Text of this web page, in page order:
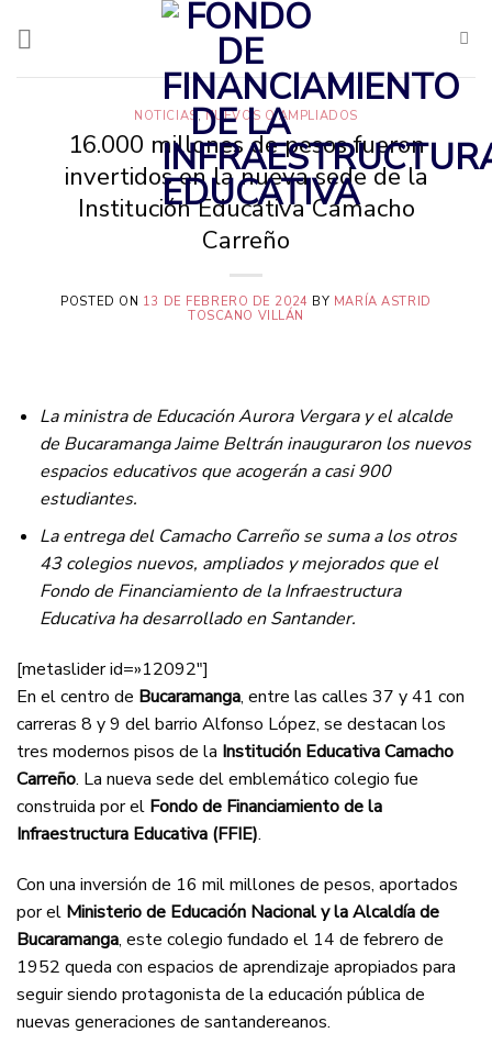
NOTICIAS ,NUEVOS O AMPLIADOS
16.000 millones de pesos fueron
invertidos en la nueva sede de la
Institución Educativa Camacho
Carreño
POSTED ON 13 DE FEBRERO DE 2024 BY MARÍA ASTRID
TOSCANO VILLÁN
La ministra de Educación Aurora Vergara y el alcalde
de Bucaramanga Jaime Beltrán inauguraron los nuevos
espacios educativos que acogerán a casi 900
estudiantes.
La entrega del Camacho Carreño se suma a los otros
43 colegios nuevos, ampliados y mejorados que el
Fondo de Financiamiento de la Infraestructura
Educativa ha desarrollado en Santander.
[metaslider id=»12092″]
En el centro de Bucaramanga, entre las calles 37 y 41 con
carreras 8 y 9 del barrio Alfonso López, se destacan los
tres modernos pisos de la Institución Educativa Camacho
Carreño. La nueva sede del emblemático colegio fue
construida por el Fondo de Financiamiento de la
Infraestructura Educativa (FFIE).
Con una inversión de 16 mil millones de pesos, aportados
por el Ministerio de Educación Nacional y la Alcaldía de
Bucaramanga, este colegio fundado el 14 de febrero de
1952 queda con espacios de aprendizaje apropiados para
seguir siendo protagonista de la educación pública de
nuevas generaciones de santandereanos.